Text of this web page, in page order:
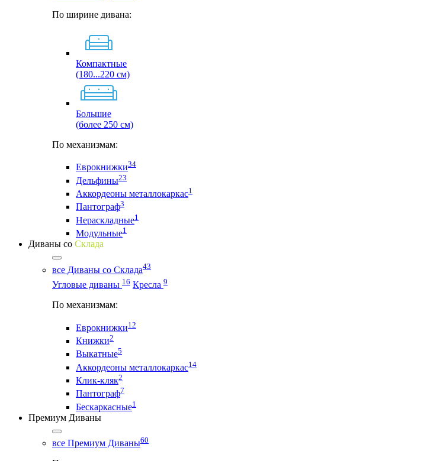
По ширине дивана:
Компактные
(180...220 см)
Большие
(более 250 см)
По механизмам:
Еврокнижки34
Дельфины23
Аккордеоны металлокаркас1
Пантограф3
Нераскладные1
Модульные1
Диваны со Склада
все Диваны со Склада43
Угловые диваны 16 Кресла 9
По механизмам:
Еврокнижки12
Книжки2
Выкатные5
Аккордеоны металлокаркас14
Клик-кляк2
Пантограф7
Бескаркасные1
Премиум Диваны
все Премиум Диваны60